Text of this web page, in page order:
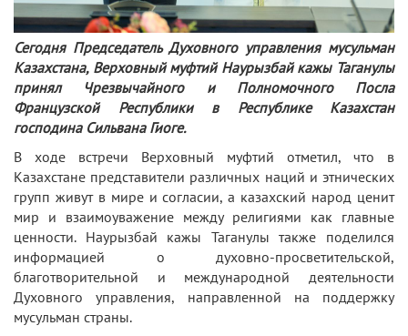
Сегодня Председатель Духовного управления мусульман
Казахстана, Верховный муфтий Наурызбай кажы Таганулы
принял Чрезвычайного и Полномочного Посла
Французской Республики в Республике Казахстан
господина Сильвана Гиоге.
В ходе встречи Верховный муфтий отметил, что в
Казахстане представители различных наций и этнических
групп живут в мире и согласии, а казахский народ ценит
мир и взаимоуважение между религиями как главные
ценности. Наурызбай кажы Таганулы также поделился
информацией о духовно-просветительской,
благотворительной и международной деятельности
Духовного управления, направленной на поддержку
мусульман страны.